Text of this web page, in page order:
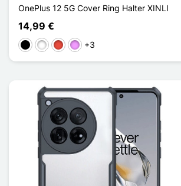
OnePlus 12 5G Cover Ring Halter XINLI
14,99 €
Schwarz
WeißRot Hellviolett
+3